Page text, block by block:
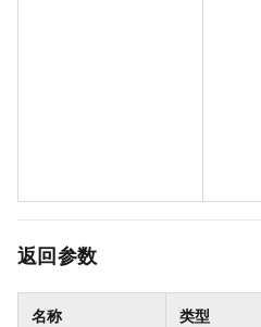
返回参数
名称 类型